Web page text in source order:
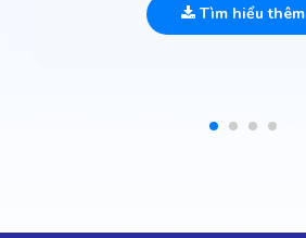
Tìm hiểu thêm